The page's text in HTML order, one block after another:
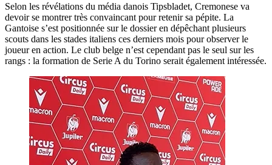
Selon les révélations du média danois Tipsbladet, Cremonese va
devoir se montrer très convaincant pour retenir sa pépite. La
Gantoise s’est positionnée sur le dossier en dépêchant plusieurs
scouts dans les stades italiens ces derniers mois pour observer le
joueur en action. Le club belge n’est cependant pas le seul sur les
rangs : la formation de Serie A du Torino serait également intéressée.